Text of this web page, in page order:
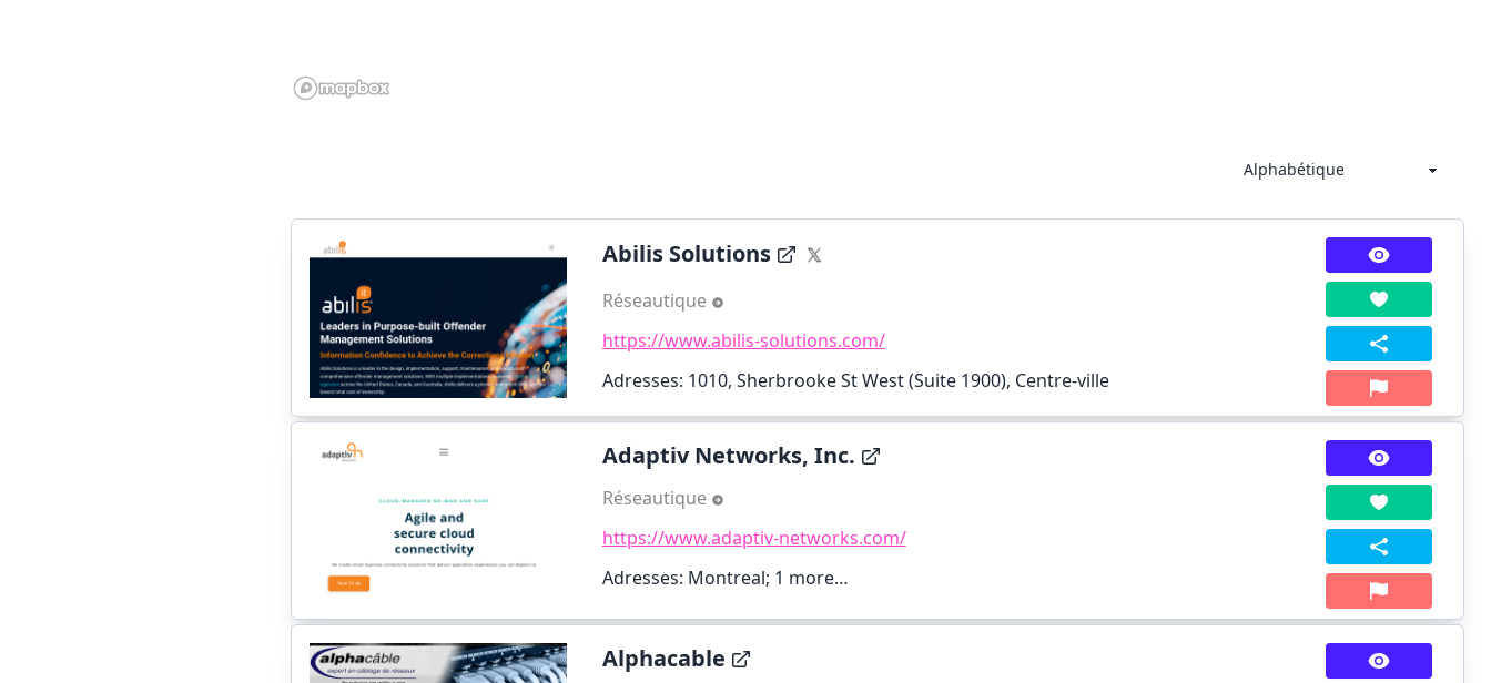
Abilis Solutions
Réseautique
https://www.abilis-solutions.com/
Adresses: 1010, Sherbrooke St West (Suite 1900), Centre-ville
Adaptiv Networks, Inc.
Réseautique
https://www.adaptiv-networks.com/
Adresses: Montreal; 1 more…
Alphacable